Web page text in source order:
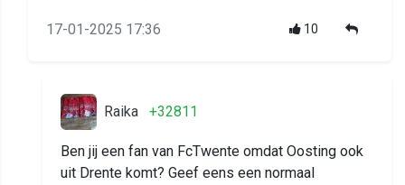
17-01-2025 17:36 10
Raika +32811
Ben jij een fan van FcTwente omdat Oosting ook
uit Drente komt? Geef eens een normaal